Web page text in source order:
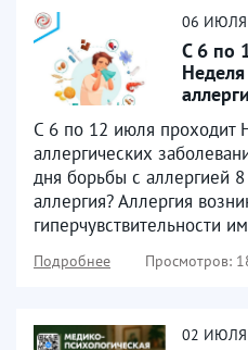
06 ИЮЛЯ
С 6 по
С 6 по 12 июля проходит
аллергических
дня борьбы с аллергией
аллергия? Аллергия
гиперчувствительности
Подробнее Просмотров:
02 ИЮЛЯ